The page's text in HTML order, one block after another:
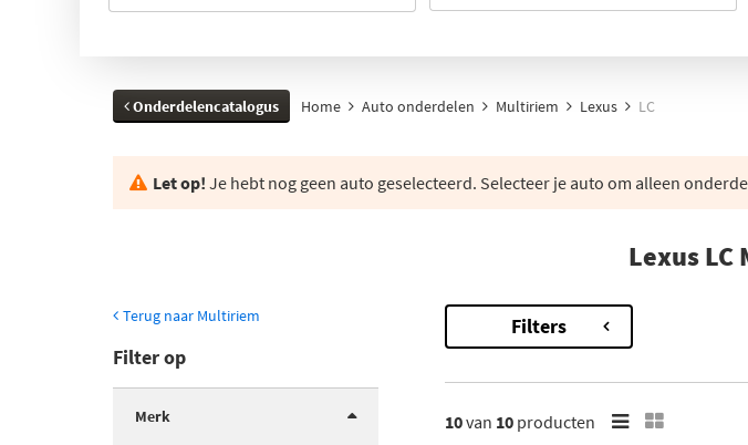
Onderdelencatalogus Home Auto onderdelen Multiriem Lexus LC
Let op! Je hebt nog geen auto geselecteerd. Selecteer je auto om alleen
Lexus
Terug naar Multiriem
Filter op
Merk
Filters
10van 10 producten